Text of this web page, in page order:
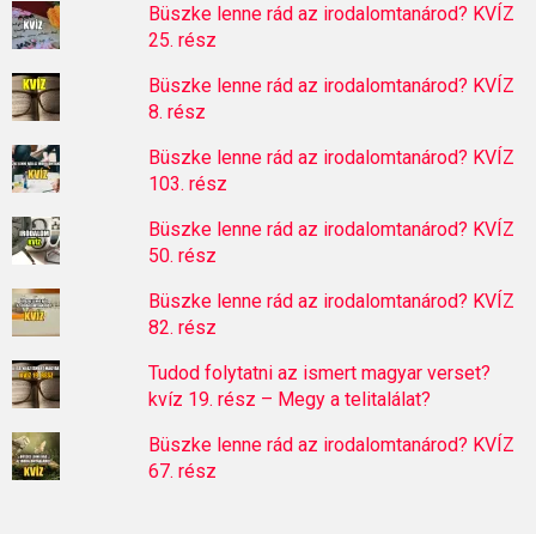
Büszke lenne rád az irodalomtanárod? KVÍZ
25. rész
Büszke lenne rád az irodalomtanárod? KVÍZ
8. rész
Büszke lenne rád az irodalomtanárod? KVÍZ
103. rész
Büszke lenne rád az irodalomtanárod? KVÍZ
50. rész
Büszke lenne rád az irodalomtanárod? KVÍZ
82. rész
Tudod folytatni az ismert magyar verset?
kvíz 19. rész – Megy a telitalálat?
Büszke lenne rád az irodalomtanárod? KVÍZ
67. rész